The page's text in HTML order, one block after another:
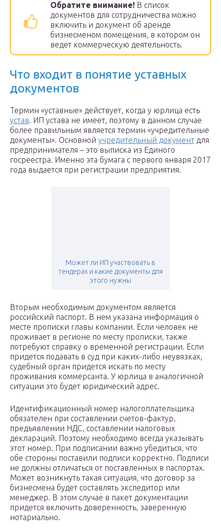
Обратите внимание! В список
документов для сотрудничества можно
включить и документ об аренде
бизнесменом помещения, в котором он
ведет коммерческую деятельность.
Что входит в понятие уставных
документов
Термин «уставные» действует, когда у юрлица есть
устав. ИП устава не имеет, поэтому в данном случае
более правильным является термин «учредительные
документы». Основной учредительный документ для
предпринимателя – это выписка из Единого
госреестра. Именно эта бумага с первого января 2017
года выдается при регистрации предприятия.
Может ли ИП участвовать в
тендерах и какие документы для
этого нужны
Вторым необходимым документом является
российский паспорт. В нем указана информация о
месте прописки главы компании. Если человек не
проживает в регионе по месту прописки, также
потребуют справку о временной регистрации. Если
придется подавать в суд при каких-либо неувязках,
судебный орган придется искать по месту
проживания коммерсанта. У юрлица в аналогичной
ситуации это будет юридический адрес.
Идентификационный номер налогоплательщика
обязателен при составлении счетов-фактур,
предъявлении НДС, составлении налоговых
деклараций. Поэтому необходимо всегда указывать
этот номер. При подписании важно убедиться, что
обе стороны поставили подписи корректно. Подписи
не должны отличаться от поставленных в паспортах.
Может возникнуть такая ситуация, что договор за
бизнесмена будет составлять экспедитор или
менеджер. В этом случае в пакет документации
придется включить доверенность, заверенную
нотариально.